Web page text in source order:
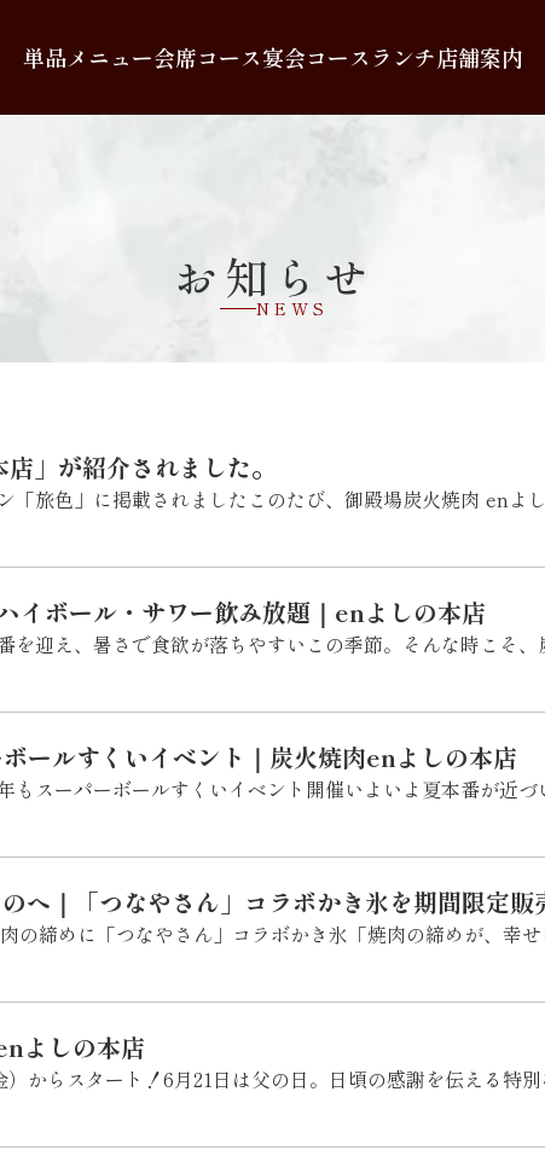
単品メニュー会席コース宴会コース ランチ店舗案内
お知らせ
NEWS
」が紹介されました。
旅色」に掲載されましたこのたび、御殿場炭火焼肉 enよ
イボール・サワー飲み放題｜enよしの本店
を迎え、暑さで食欲が落ちやすいこの季節。そんな時こそ、
ールすくいイベント｜炭火焼肉enよしの本店
スーパーボールすくいイベント開催いよいよ夏本番が近づ
へ｜「つなやさん」コラボかき氷を期間限定販
の締めに「つなやさん」コラボかき氷「焼肉の締めが、幸
よしの本店
からスタート！6月21日は父の日。日頃の感謝を伝える特別